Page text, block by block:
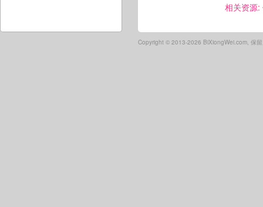
相关资源:
Copyright © 2013-2026 BiXiongWei.com, 保